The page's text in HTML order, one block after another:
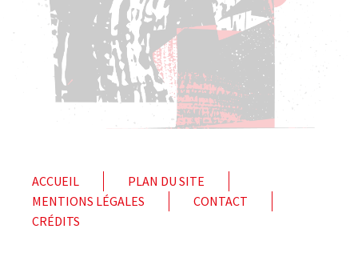
ACCUEIL
PLAN DU SITE
MENTIONS LÉGALES
CONTACT
CRÉDITS